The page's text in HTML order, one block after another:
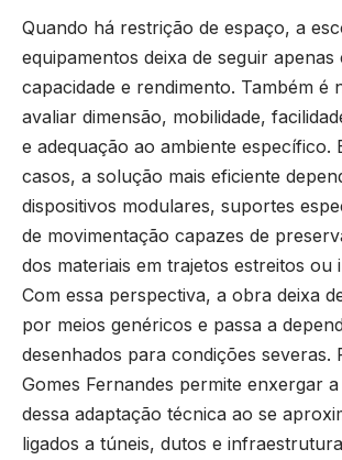
Quando há restrição de espaço, a
equipamentos deixa de seguir apenas
capacidade e rendimento. Também é
avaliar dimensão, mobilidade,
e adequação ao ambiente específico.
casos, a solução mais eficiente
dispositivos modulares, suportes
de movimentação capazes de
dos materiais em trajetos estreitos ou
Com essa perspectiva, a obra deixa
por meios genéricos e passa a
desenhados para condições severas.
Gomes Fernandes permite enxergar
dessa adaptação técnica ao se
ligados a túneis, dutos e